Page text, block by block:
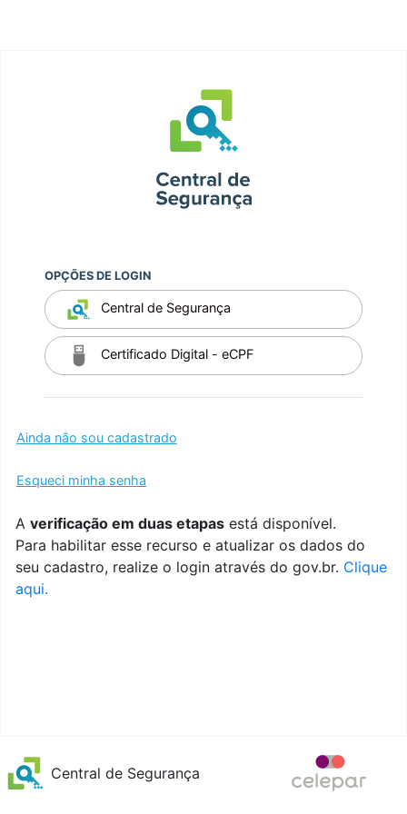
OPÇÕES DE LOGIN
Central de Segurança
Certificado Digital - eCPF
Ainda não sou cadastrado
Esqueci minha senha
A verificação em duas etapas está disponível.
Para habilitar esse recurso e atualizar os dados do
seu cadastro, realize o login através do gov.br. Clique
aqui.
Central de Segurança